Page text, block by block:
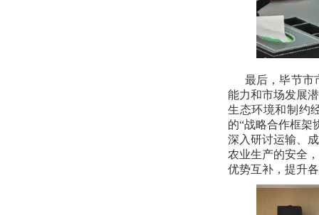
最后，毕节市
能力和市场发展
生态环境和制约
的“战略合作框架
深入研讨运输、
农业生产的安全
优势互补，提升